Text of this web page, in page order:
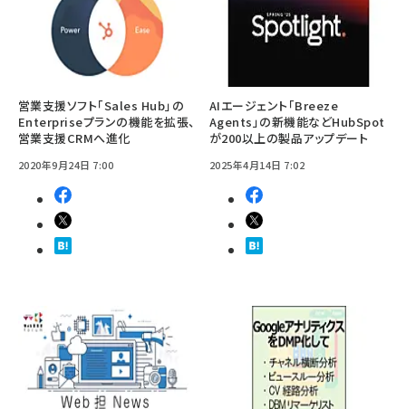
営業支援ソフト「Sales Hub」の
Enterpriseプランの機能を拡張、
営業支援CRMへ進化
2020年9月24日 7:00
AIエージェント「Breeze
Agents」の新機能などHubSpot
が200以上の製品アップデート
2025年4月14日 7:02